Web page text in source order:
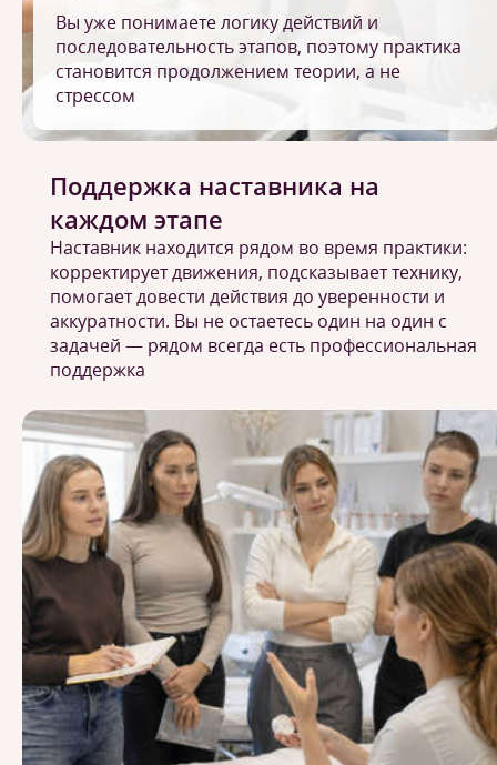
Вы уже понимаете логику действий и
последовательность этапов, поэтому практика
становится продолжением теории, а не
стрессом
Поддержка наставника на
каждом этапе
Наставник находится рядом во время практики:
корректирует движения, подсказывает технику,
помогает довести действия до уверенности и
аккуратности. Вы не остаетесь один на один с
задачей — рядом всегда есть профессиональная
поддержка